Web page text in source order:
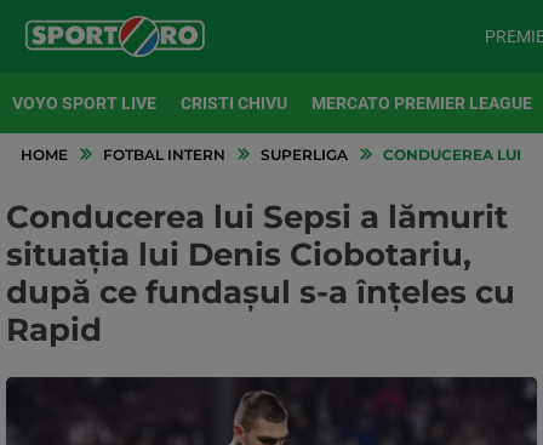
VOYO SPORT LIVE CRISTI CHIVU MERCATO PREMIER LEAGUE
HOME FOTBAL INTERN SUPERLIGA CONDUCEREA LUI
Conducerea lui Sepsi a lămurit
situația lui Denis Ciobotariu,
după ce fundașul s-a înțeles cu
Rapid